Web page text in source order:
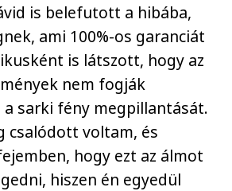
is belefutott a hibába,
ami 100%-os garanciát
is látszott, hogy az
nem fogják
sarki fény megpillantását.
csalódott voltam, és
hogy ezt az álmot
hiszen én egyedül